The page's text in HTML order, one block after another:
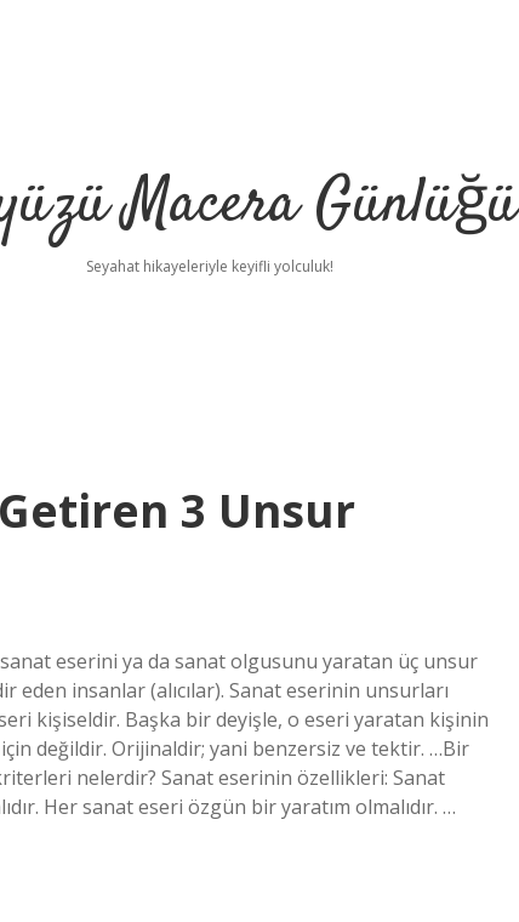
Macera Günlüğü
Seyahat hikayeleriyle keyifli yolculuk!
3 Unsur
eserini ya da sanat olgusunu yaratan üç unsur
eden insanlar (alıcılar). Sanat eserinin unsurları
kişiseldir. Başka bir deyişle, o eseri yaratan kişinin
değildir. Orijinaldir; yani benzersiz ve tektir. …Bir
nelerdir? Sanat eserinin özellikleri: Sanat
Her sanat eseri özgün bir yaratım olmalıdır. …